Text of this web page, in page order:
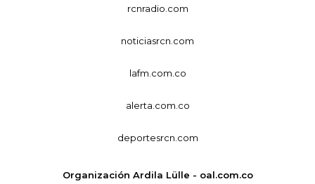
rcnradio.com
noticiasrcn.com
lafm.com.co
alerta.com.co
deportesrcn.com
Organización Ardila Lülle - oal.com.co